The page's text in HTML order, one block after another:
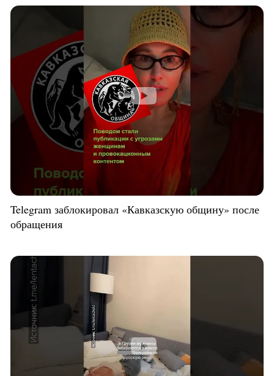
Telegram заблокировал «Кавказскую общину» после
обращения